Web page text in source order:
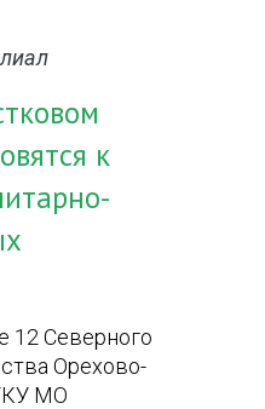
к
12 Северного
Орехово-
МО